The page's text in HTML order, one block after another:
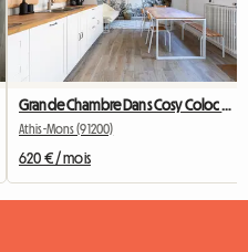
Grande Chambre Dans Cosy Coloc #5 New York près d'olry
Athis-Mons (91200)
620 € / mois